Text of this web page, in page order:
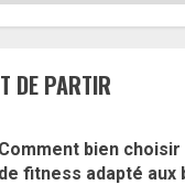
DE PARTIR
Comment bien
de fitness adapté aux